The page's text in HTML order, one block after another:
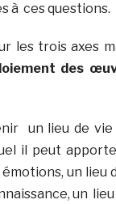
à ces questions.
les trois axes
des
un lieu de vie
il peut
émotions, un
un